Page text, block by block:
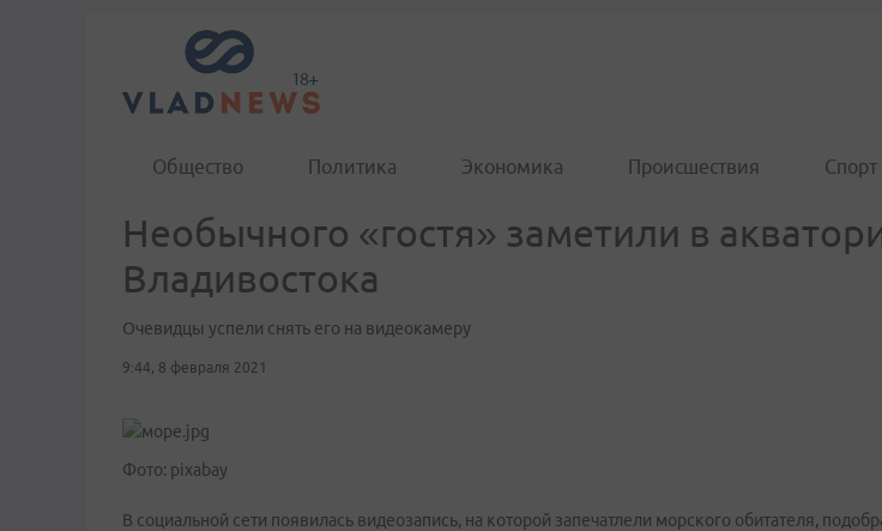
Общество Политика Экономика Происшествия Спорт
Необычного «гостя» заметили в
Владивостока
Очевидцы успели снять его на видеокамеру
9:44, 8 февраля 2021
Фото: pixabay
В социальной сети появилась видеозапись, на которой запечатлели морского обитателя,